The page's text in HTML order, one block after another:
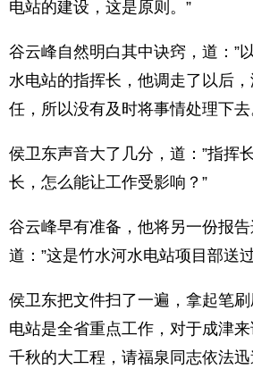
电站的建设，这是原则。”
谷云峰自然明白其中诀窍，道：”
水电站的指挥长，他调走了以后
任，所以没有及时将事情处理下去
侯卫东声音大了几分，道：”指挥
长，怎么能让工作受影响？”
谷云峰早有准备，他将另一份报告
道：”这是竹水河水电站项目部送
侯卫东把文件扫了一遍，拿起笔
电站是全省重点工作，对于成津
千秋的大工程，请福泉同志依法